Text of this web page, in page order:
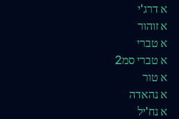
א דרג'י
א זוהור
א טברי
א טברי סמ2
א טור
א נהאדה
א נח'יל